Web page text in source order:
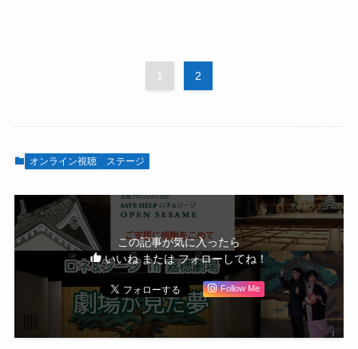
1 2
オンライン視聴 ステージ
この記事が気に入ったら
いいね または フォローしてね！
Follow Me